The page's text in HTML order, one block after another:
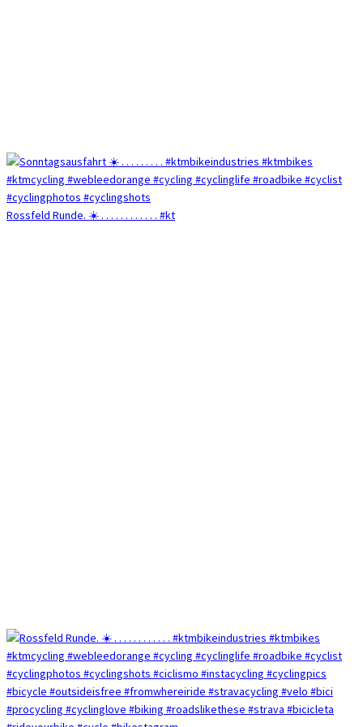
Rossfeld Runde. ☀️ . . . . . . . . . . . . #kt